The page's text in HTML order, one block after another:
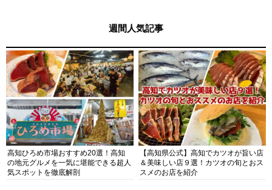
週間人気記事
高知ひろめ市場おすすめ20選！高知
の地元グルメを一気に堪能できる超人
気スポットを徹底解剖
【高知県公式】高知でカツオが旨い店
＆美味しい店９選！カツオの旬とおス
スメのお店を紹介